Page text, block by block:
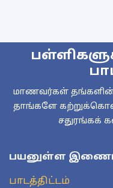
பயனுள்ள
பாடத்திட்டம்
மாணவர்கள் தங்களின்
தாங்களே
சதுரங்கக்